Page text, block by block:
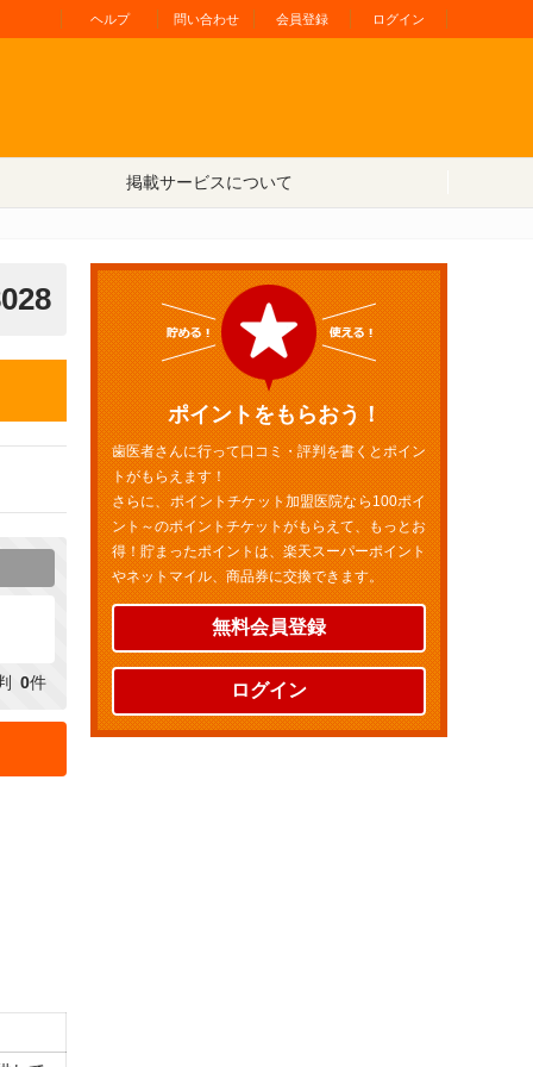
ヘルプ 問い合わせ 会員登録 ログイン
掲載サービスについて
0件
ポイントをもらおう！
歯医者さんに行って口コミ・評判を書くとポイン
トがもらえます！
さらに、ポイントチケット加盟医院なら100ポイ
ント～のポイントチケットがもらえて、もっとお
得！貯まったポイントは、楽天スーパーポイント
やネットマイル、商品券に交換できます。
無料会員登録
ログイン